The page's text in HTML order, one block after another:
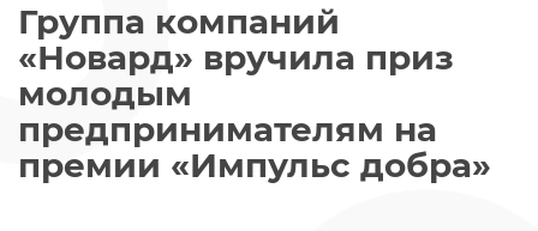
Группа компаний
«Новард» вручила приз
молодым
предпринимателям на
премии «Импульс добра»